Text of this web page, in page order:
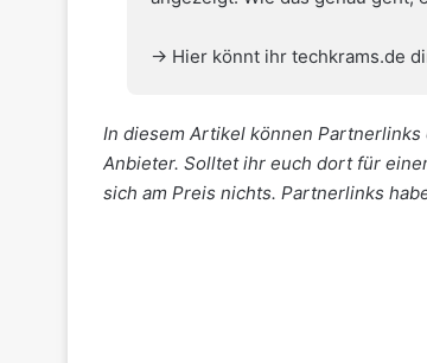
→ Hier könnt ihr techkrams.de
In diesem Artikel können
Anbieter. Solltet ihr euch dort für
sich am Preis nichts. Partnerlinks